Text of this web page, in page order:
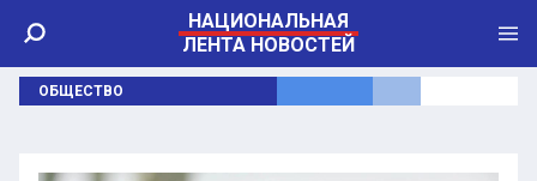
НАЦИОНАЛЬНАЯ
ЛЕНТА НОВОСТЕЙ
ОБЩЕСТВО